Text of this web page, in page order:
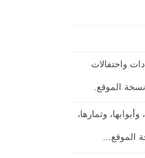
واحتفالات
وثمارها،